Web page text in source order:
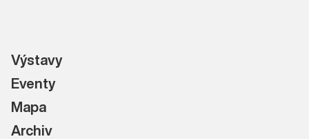
Výstavy
Eventy
Mapa
Archiv